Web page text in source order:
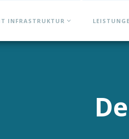
INFRASTRUKTUR